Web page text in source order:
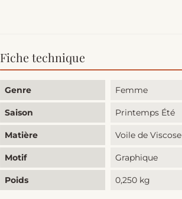
Fiche technique
Genre Femme
Saison Printemps Été
Matière Voile de Viscose
Motif Graphique
Poids 0,250 kg